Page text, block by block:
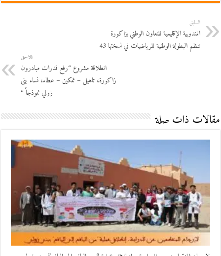
السابق
المندوبية الإقليمية للتعاون الوطني بزاكورة
تنظم البطولة الوطنية للرياضيات في نسختها 43
اللاحق
انطلاقة مشروع “رفع قدرات مبادرون
زاكورة، تاهيل – تمكين – عطاء، نساء بنى
زولي نموذجاً “
مقالات ذات صلة